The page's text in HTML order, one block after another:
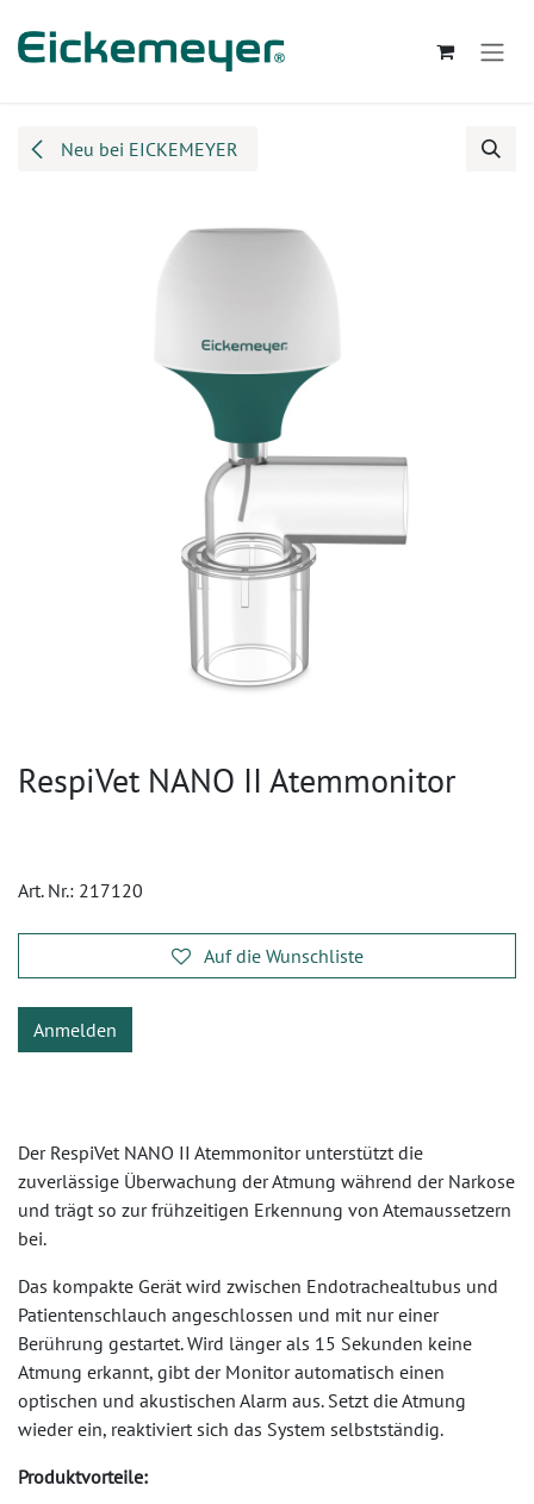
Neu bei EICKEMEYER
RespiVet NANO II Atemmonitor
Art. Nr.: 217120
Auf die Wunschliste
Anmelden
Der RespiVet NANO II Atemmonitor unterstützt die
zuverlässige Überwachung der Atmung während der Narkose
und trägt so zur frühzeitigen Erkennung von Atemaussetzern
bei.
Das kompakte Gerät wird zwischen Endotrachealtubus und
Patientenschlauch angeschlossen und mit nur einer
Berührung gestartet. Wird länger als 15 Sekunden keine
Atmung erkannt, gibt der Monitor automatisch einen
optischen und akustischen Alarm aus. Setzt die Atmung
wieder ein, reaktiviert sich das System selbstständig.
Produktvorteile: